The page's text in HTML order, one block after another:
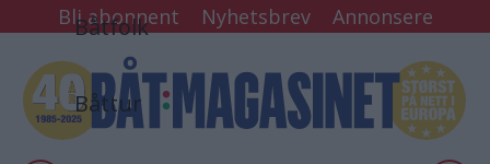
Bli abonnent Nyhetsbrev Annonsere
Båtfolk
Båttur